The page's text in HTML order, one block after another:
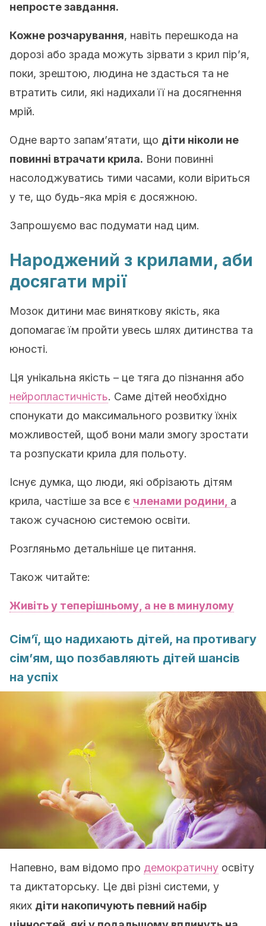
непросте завдання.
Кожне розчарування, навіть перешкода на
дорозі або зрада можуть зірвати з крил пір’я,
поки, зрештою, людина не здасться та не
втратить сили, які надихали її на досягнення
мрій.
Одне варто запам’ятати, що діти ніколи не
повинні втрачати крила. Вони повинні
насолоджуватись тими часами, коли віриться
у те, що будь-яка мрія є досяжною.
Запрошуємо вас подумати над цим.
Народжений з крилами, аби
досягати мрії
Мозок дитини має виняткову якість, яка
допомагає їм пройти увесь шлях дитинства та
юності.
Ця унікальна якість – це тяга до пізнання або
нейропластичність. Саме дітей необхідно
спонукати до максимального розвитку їхніх
можливостей, щоб вони мали змогу зростати
та розпускати крила для польоту.
Існує думка, що люди, які обрізають дітям
крила, частіше за все є членами родини, а
також сучасною системою освіти.
Розгляньмо детальніше це питання.
Також читайте:
Живіть у теперішньому, а не в минулому
Сім’ї, що надихають дітей, на противагу
сім’ям, що позбавляють дітей шансів
на успіх
Напевно, вам відомо про демократичну освіту
та диктаторську. Це дві різні системи, у
яких діти накопичують певний набір